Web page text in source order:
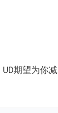
期望为你减